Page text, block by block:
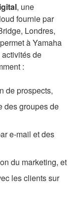
, une
fournie par
Londres,
à Yamaha
de
:
de prospects,
des groupes de
e-mail et des
du marketing, et
les clients sur